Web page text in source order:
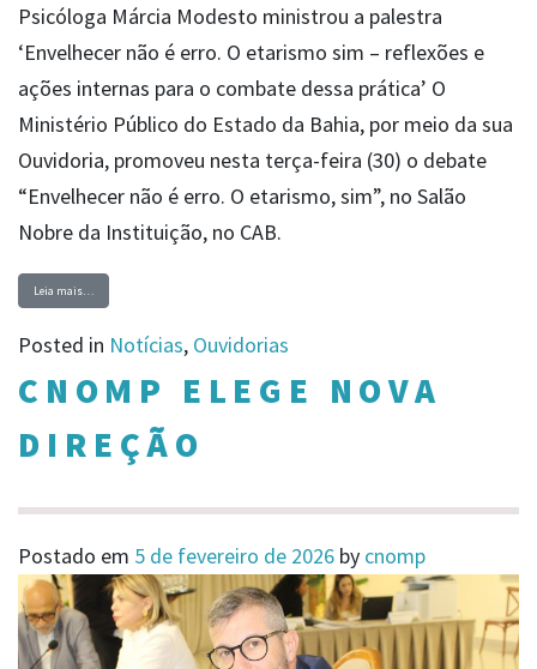
Psicóloga Márcia Modesto ministrou a palestra
‘Envelhecer não é erro. O etarismo sim – reflexões e
ações internas para o combate dessa prática’ O
Ministério Público do Estado da Bahia, por meio da sua
Ouvidoria, promoveu nesta terça-feira (30) o debate
“Envelhecer não é erro. O etarismo, sim”, no Salão
Nobre da Instituição, no CAB.
Leia mais…
Posted in Notícias, Ouvidorias
CNOMP ELEGE NOVA
DIREÇÃO
Postado em 5 de fevereiro de 2026 by cnomp